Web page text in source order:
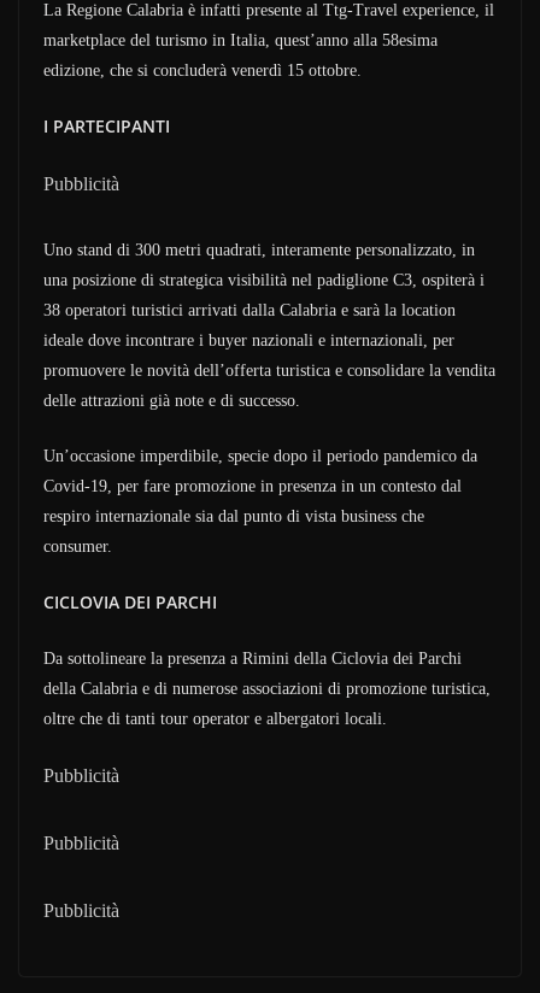
La Regione Calabria è infatti presente al Ttg-Travel experience, il
marketplace del turismo in Italia, quest’anno alla 58esima
edizione, che si concluderà venerdì 15 ottobre.
I PARTECIPANTI
Pubblicità
Uno stand di 300 metri quadrati, interamente personalizzato, in
una posizione di strategica visibilità nel padiglione C3, ospiterà i
38 operatori turistici arrivati dalla Calabria e sarà la location
ideale dove incontrare i buyer nazionali e internazionali, per
promuovere le novità dell’offerta turistica e consolidare la vendita
delle attrazioni già note e di successo.
Un’occasione imperdibile, specie dopo il periodo pandemico da
Covid-19, per fare promozione in presenza in un contesto dal
respiro internazionale sia dal punto di vista business che
consumer.
CICLOVIA DEI PARCHI
Da sottolineare la presenza a Rimini della Ciclovia dei Parchi
della Calabria e di numerose associazioni di promozione turistica,
oltre che di tanti tour operator e albergatori locali.
Pubblicità
Pubblicità
Pubblicità